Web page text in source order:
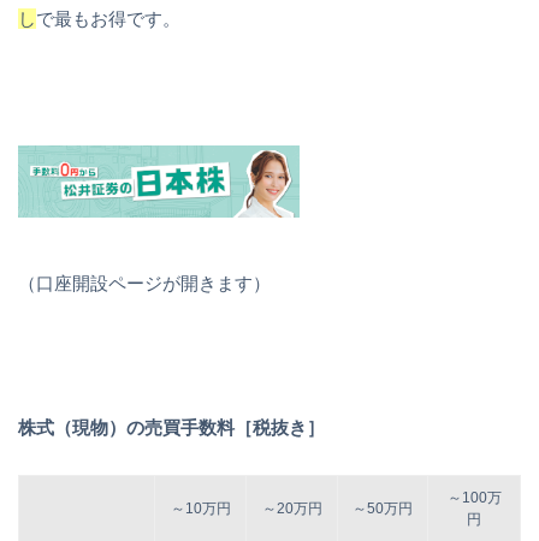
しで最もお得です。
（口座開設ページが開きます）
株式（現物）の売買手数料［税抜き］
～10万円 ～20万円 ～50万円
～100万
円